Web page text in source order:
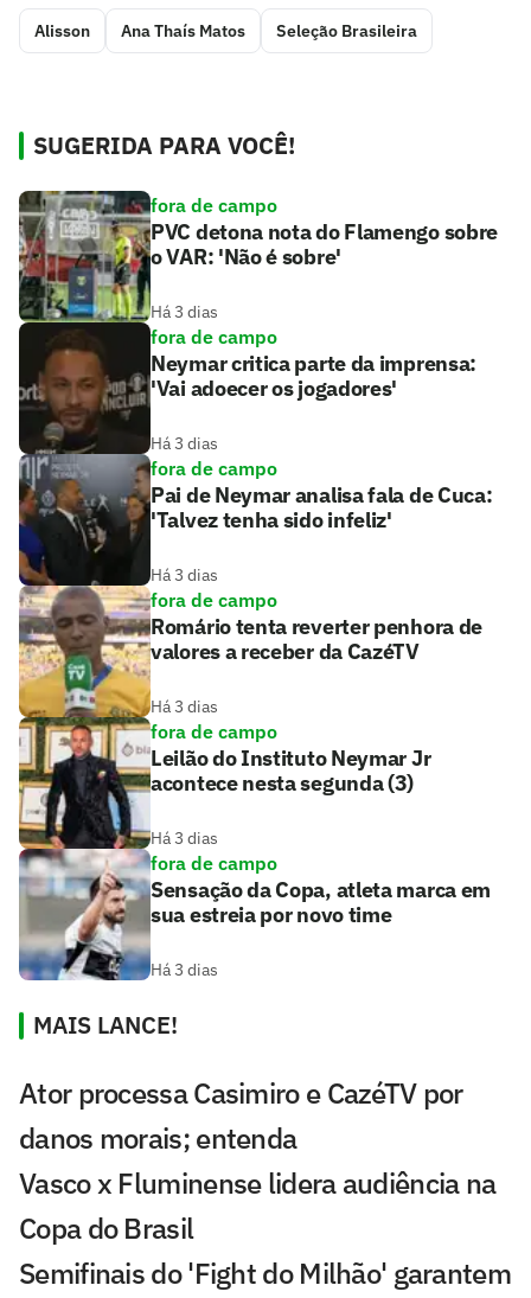
Alisson Ana Thaís Matos Seleção Brasileira
SUGERIDA PARA VOCÊ!
fora de campo
PVC detona nota do Flamengo sobre
o VAR: 'Não é sobre'
Há 3 dias
fora de campo
Neymar critica parte da imprensa:
'Vai adoecer os jogadores'
Há 3 dias
fora de campo
Pai de Neymar analisa fala de Cuca:
'Talvez tenha sido infeliz'
Há 3 dias
fora de campo
Romário tenta reverter penhora de
valores a receber da CazéTV
Há 3 dias
fora de campo
Leilão do Instituto Neymar Jr
acontece nesta segunda (3)
Há 3 dias
fora de campo
Sensação da Copa, atleta marca em
sua estreia por novo time
Há 3 dias
MAIS LANCE!
Ator processa Casimiro e CazéTV por
danos morais; entenda
Vasco x Fluminense lidera audiência na
Copa do Brasil
Semifinais do 'Fight do Milhão' garantem